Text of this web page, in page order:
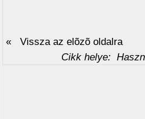
« Vissza az elõzõ oldalra
Cikk helye: